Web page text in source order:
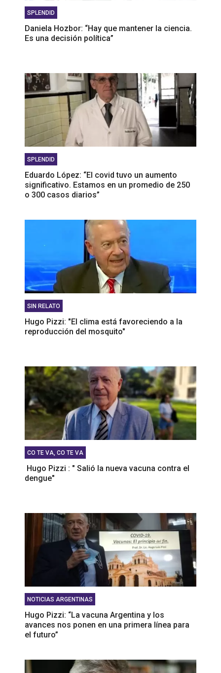
SPLENDID
Daniela Hozbor: “Hay que mantener la ciencia.
Es una decisión política”
SPLENDID
Eduardo López: “El covid tuvo un aumento
significativo. Estamos en un promedio de 250
o 300 casos diarios”
SIN RELATO
Hugo Pizzi: "El clima está favoreciendo a la
reproducción del mosquito"
CO TE VA, CO TE VA
Hugo Pizzi : " Salió la nueva vacuna contra el
dengue"
NOTICIAS ARGENTINAS
Hugo Pizzi: “La vacuna Argentina y los
avances nos ponen en una primera línea para
el futuro”